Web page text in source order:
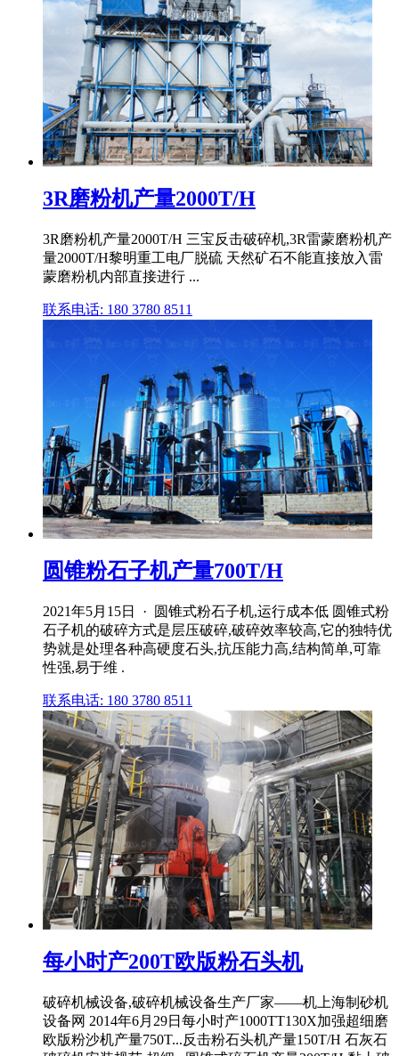
3R磨粉机产量2000T/H
3R磨粉机产量2000T/H 三宝反击破碎机,3R雷蒙磨粉机产
量2000T/H黎明重工电厂脱硫 天然矿石不能直接放入雷
蒙磨粉机内部直接进行 ...
联系电话: 180 3780 8511
圆锥粉石子机产量700T/H
2021年5月15日 · 圆锥式粉石子机,运行成本低 圆锥式粉
石子机的破碎方式是层压破碎,破碎效率较高,它的独特优
势就是处理各种高硬度石头,抗压能力高,结构简单,可靠
性强,易于维 .
联系电话: 180 3780 8511
每小时产200T欧版粉石头机
破碎机械设备,破碎机械设备生产厂家——机上海制砂机
设备网 2014年6月29日每小时产1000TT130X加强超细磨
欧版粉沙机产量750T...反击粉石头机产量150T/H 石灰石